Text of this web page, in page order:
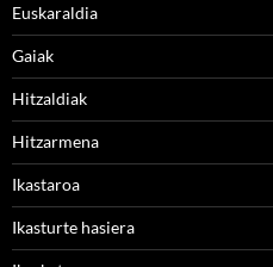
Euskaraldia
Gaiak
Hitzaldiak
Hitzarmena
Ikastaroa
Ikasturte hasiera